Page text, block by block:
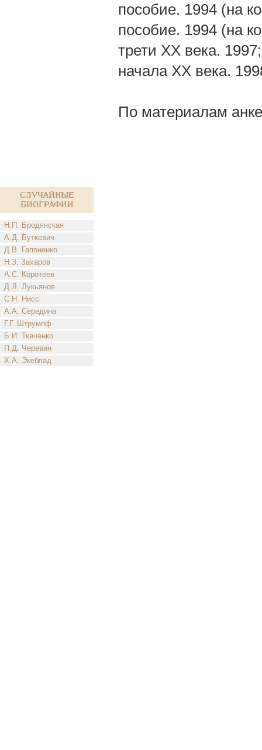
Случайные
биографии
Н.П. Бродянская
А.Д. Буткевич
Д.В. Гапоненко
Н.З. Захаров
А.С. Коротеев
Д.Л. Лукьянов
С.Н. Нисс
А.А. Середина
Г.Г. Штрумпф
Б.И. Ткаченко
П.Д. Черевин
Х.А. Экеблад
пособие. 1994 (на
пособие. 1994 (на
трети XX века.
начала XX века.
По материалам